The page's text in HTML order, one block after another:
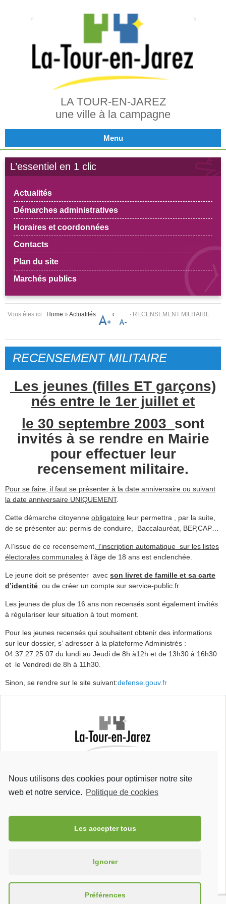
Nous utilisons des cookies pour optimiser notre site
web et notre service. Politique de cookies
Les accepter tous
Ignorer
Préférences
LA TOUR-EN-JAREZ
une ville à la campagne
Menu
L’essentiel en 1 clic
Actualités
Démarches administratives
Horaires et coordonnées
Contacts
Plan du site
Marchés publics
Vous êtes ici : Home » Actualités en vedette » RECENSEMENT MILITAIRE
RECENSEMENT MILITAIRE
Les jeunes (filles ET garçons)
nés entre le 1er juillet et
le 30 septembre 2003 sont
invités à se rendre en Mairie
pour effectuer leur
recensement militaire.
Pour se faire, il faut se présenter à la date anniversaire ou suivant
la date anniversaire UNIQUEMENT.
Cette démarche citoyenne obligatoire leur permettra , par la suite,
de se présenter au: permis de conduire, Baccalauréat, BEP,CAP…
A l’issue de ce recensement, l’inscription automatique sur les listes
électorales communales à l’âge de 18 ans est enclenchée.
Le jeune doit se présenter avec son livret de famille et sa carte
d’identité ou de créer un compte sur service-public.fr.
Les jeunes de plus de 16 ans non recensés sont également invités
à régulariser leur situation à tout moment.
Pour les jeunes recensés qui souhaitent obtenir des informations
sur leur dossier, s’ adresser à la plateforme Administrés :
04.37.27.25.07 du lundi au Jeudi de 8h à12h et de 13h30 à 16h30
et le Vendredi de 8h à 11h30.
Sinon, se rendre sur le site suivant:defense.gouv.fr
Rue Bretons
42 580 La Tour-en-Jarez
Tel : 04 77 93 23 41
Fax : 04 77 79 70 01
La Tour-en-Jarez est jumelée avec